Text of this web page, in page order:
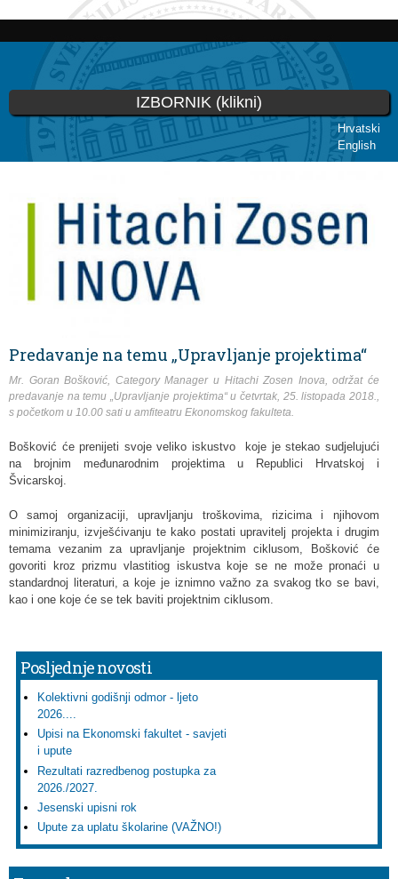
Skoči
glavni
sadržaj
Hrvatski
English
IZBORNIK (klikni)
Predavanje na temu „Upravljanje projektima“
Mr. Goran Bošković, Category Manageru Hitachi Zosen Inova, održat će
predavanje na temu „Upravljanje projektima“ u četvrtak, 25. listopada 2018.,
s početkom u 10.00 sati u amfiteatru Ekonomskog fakulteta.
Bošković će prenijeti svoje veliko iskustvo koje je stekao sudjelujući
na brojnim međunarodnim projektima u Republici Hrvatskoj i
Švicarskoj.
O samoj organizaciji, upravljanju troškovima, rizicima i njihovom
minimiziranju, izvješćivanju te kako postati upravitelj projekta i drugim
temama vezanim za upravljanje projektnim ciklusom, Bošković će
govoriti kroz prizmu vlastitiog iskustva koje se ne može pronaći u
standardnoj literaturi, a koje je iznimno važno za svakog tko se bavi,
kao i one koje će se tek baviti projektnim ciklusom.
Posljednje novosti
Kolektivni godišnji odmor - ljeto
2026....
Upisi na Ekonomski fakultet - savjeti
i upute
Rezultati razredbenog postupka za
2026./2027.
Jesenski upisni rok
Upute za uplatu školarine (VAŽNO!)